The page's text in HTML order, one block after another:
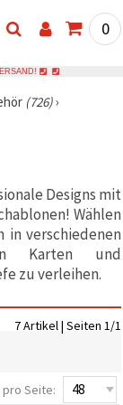
0
(726)›
Designs mit
Wählen
in verschiedenen
Karten und
zu verleihen.
7 Artikel | Seiten 1/1
Seite: